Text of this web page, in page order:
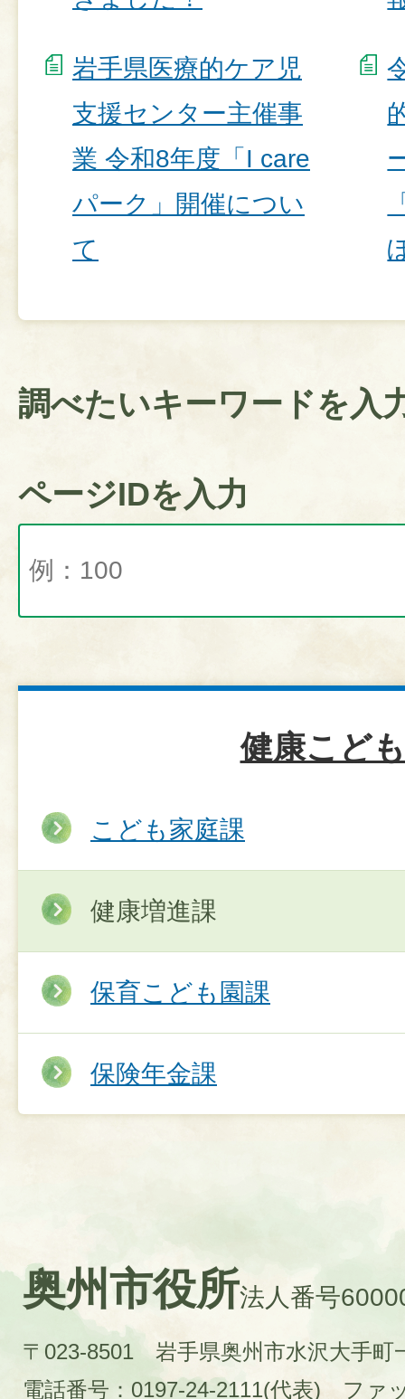
岩手県医療的ケア児
支援センター主催事
業 令和8年度「I care
パーク」開催につい
て
調べたいキーワードを入
ページIDを入力
健康こど
こども家庭課
健康増進課
保育こども園課
保険年金課
奥州市役所法人番号
〒023-8501 岩手県奥州市水沢大手町
電話番号：0197-24-2111(代表)
ファ